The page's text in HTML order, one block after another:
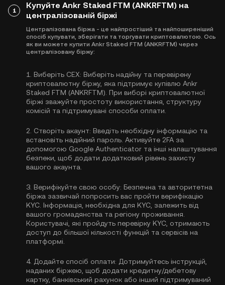
1
Купуйте Ankr Staked FTM (ANKRFTM) на
централізованій біржі
Централізована біржа - це найпростіший та найпоширеніший
спосіб купувати, зберігати та торгувати криптовалютою. Ось
як ви можете купити Ankr Staked FTM (ANKRFTM) через
централізовану біржу:
1. Виберіть CEX: Виберіть надійну та перевірену
криптовалютну біржу, яка підтримує купівлю Ankr
Staked FTM (ANKRFTM). При виборі криптовалютної
біржі зважуйте простоту використання, структуру
комісій та підтримувані способи оплати.
2. Створіть акаунт: Введіть необхідну інформацію та
встановіть надійний пароль. Активуйте 2FA за
допомогою Google Authenticator та інші налаштування
безпеки, щоб додати додатковий рівень захисту
вашого акаунта.
3. Верифікуйте свою особу: Безпечна та авторитетна
біржа зазвичай попросить вас пройти верифікацію
KYC . Інформація, необхідна для KYC, залежить від
вашого громадянства та регіону проживання.
Користувачі, які пройдуть перевірку KYC, отримають
доступ до більшої кількості функцій та сервісів на
платформі.
4. Додайте спосіб оплати: Дотримуйтесь інструкцій,
наданих біржею, щоб додати кредитну/дебетову
картку, банківський рахунок або інший підтримуваний